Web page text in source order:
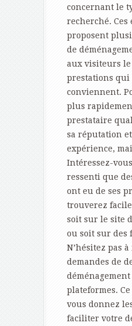
concernant le
recherché. Ces
proposent
de
aux visiteurs le
prestations qui
conviennent.
plus
prestataire
sa réputation
expérience,
Intéressez-
ressenti que
ont eu de ses
trouverez
soit sur le site
ou soit sur des
N’hésitez pas
demandes de
plateformes.
vous donnez
faciliter votre